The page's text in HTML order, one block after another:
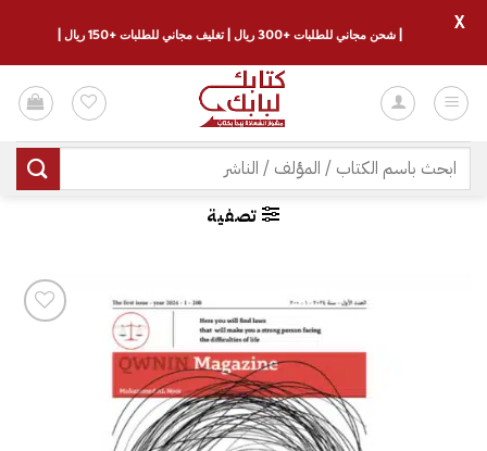
للمحتوى
البحث
عن:
تصفية
| شحن مجاني للطلبات +300 ريال | تغليف مجاني للطلبات +150 ريال |
X